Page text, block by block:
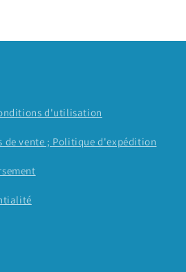
d'utilisation
de vente ; Politique d'expédition